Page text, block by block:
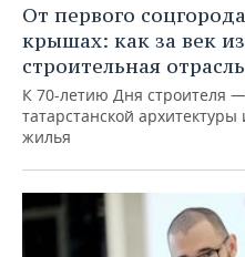
От первого
крышах: как за век
строительная
К 70-летию Дня строителя
татарстанской
жилья